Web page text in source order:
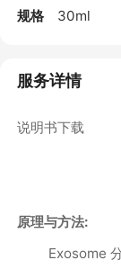
规格 30ml
服务详情
说明书下载
原理与方法:
Exosome